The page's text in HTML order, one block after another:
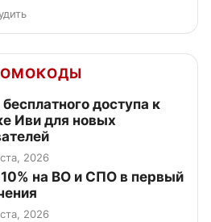
доступа к
Иви для новых
2026
на ВО и СПО в первый
2026